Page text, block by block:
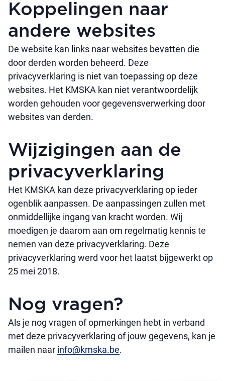
Koppelingen naar
andere websites
De website kan links naar websites bevatten die
door derden worden beheerd. Deze
privacyverklaring is niet van toepassing op deze
websites. Het KMSKA kan niet verantwoordelijk
worden gehouden voor gegevensverwerking door
websites van derden.
Wijzigingen aan de
privacyverklaring
Het KMSKA kan deze privacyverklaring op ieder
ogenblik aanpassen. De aanpassingen zullen met
onmiddellijke ingang van kracht worden. Wij
moedigen je daarom aan om regelmatig kennis te
nemen van deze privacyverklaring. Deze
privacyverklaring werd voor het laatst bijgewerkt op
25 mei 2018.
Nog vragen?
Als je nog vragen of opmerkingen hebt in verband
met deze privacyverklaring of jouw gegevens, kan je
mailen naar info@kmska.be.